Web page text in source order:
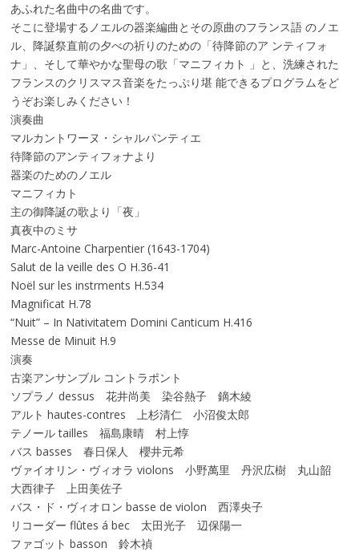
あふれた名曲中の名曲です。
そこに登場するノエルの器楽編曲とその原曲のフランス語 のノエ
ル、降誕祭直前の夕べの祈りのための「待降節のア ンティフォ
ナ」、そして華やかな聖母の歌「マニフィカト 」と、洗練された
フランスのクリスマス音楽をたっぷり堪 能できるプログラムをど
うぞお楽しみください！
演奏曲
マルカントワーヌ・シャルパンティエ
待降節のアンティフォナより
器楽のためのノエル
マニフィカト
主の御降誕の歌より「夜」
真夜中のミサ
Marc-Antoine Charpentier (1643-1704)
Salut de la veille des O H.36-41
Noël sur les instrments H.534
Magnificat H.78
“Nuit” – In Nativitatem Domini Canticum H.416
Messe de Minuit H.9
演奏
古楽アンサンブル コントラポント
ソプラノ dessus 花井尚美 染谷熱子 鏑木綾
アルト hautes-contres 上杉清仁 小沼俊太郎
テノール tailles 福島康晴 村上惇
バス basses 春日保人 櫻井元希
ヴァイオリン・ヴィオラ violons 小野萬里 丹沢広樹 丸山韶
大西律子 上田美佐子
バス・ド・ヴィオロン basse de violon 西澤央子
リコーダー flûtes á bec 太田光子 辺保陽一
ファゴット basson 鈴木禎